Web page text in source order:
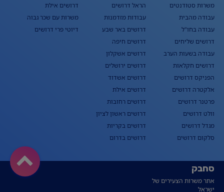
משרות סטודנטים
עבודה מהבית
עבודה בחו"ל
דרושים שליחים
עבודה בשעות הערב
דרושים חקלאות
הפניקס דרושים
אלקטרה דרושים
פרטנר דרושים
וולט דרושים
מגדל דרושים
סלקום דרושים
הראל דרושים
עבודות מזדמנות
דרושים באר שבע
דרושים חיפה
דרושים אשקלון
דרושים ירושלים
דרושים אשדוד
דרושים אילת
דרושים רחובות
דרושים ראשון לציון
דרושים בקריות
דרושים בדרום
דרושים אילת
משרות עם שכר גבוה
דיוטי פרי דרושים
סחבק
אתר משרות הצעירים של
ישראל